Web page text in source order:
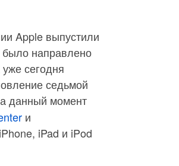
Apple выпустили
было направлено
сегодня
седьмой
данный момент
и
iPad и iPod